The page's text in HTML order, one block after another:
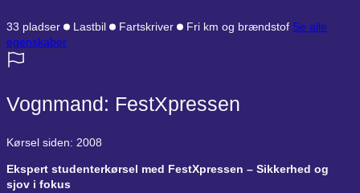
33 pladser Lastbil Fartskriver Fri km og brændstof Se alle
egenskaber
Vognmand: FestXpressen
Kørsel siden: 2008
Ekspert studenterkørsel med FestXpressen – Sikkerhed og
sjov i fokus